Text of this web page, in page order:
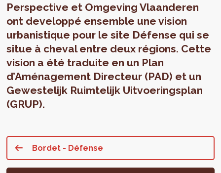
Perspective et Omgeving Vlaanderen
ont developpé ensemble une vision
urbanistique pour le site Défense qui se
situe à cheval entre deux régions. Cette
vision a été traduite en un Plan
d’Aménagement Directeur (PAD) et un
Gewestelijk Ruimtelijk Uitvoeringsplan
(GRUP).
Bordet - Défense